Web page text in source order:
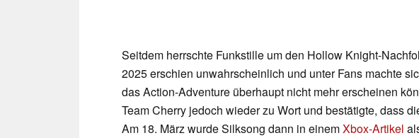
Seitdem herrschte Funkstille um den Hollow Knight-
2025 erschien unwahrscheinlich und unter Fans machte
das Action-Adventure überhaupt nicht mehr erscheinen
Team Cherry jedoch wieder zu Wort und bestätigte, dass
Am 18. März wurde Silksong dann in einemXbox-Artikel